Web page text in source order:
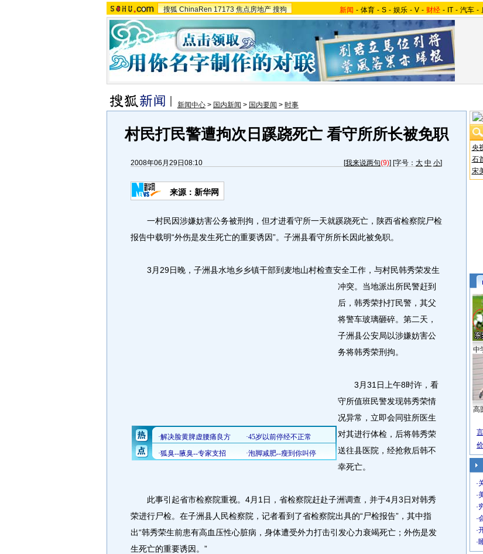
搜狐 ChinaRen 17173 焦点房地产 搜狗 新闻 - 体育 - S - 娱乐 - V - 财经 - IT - 汽车 -
新闻中心 > 国内新闻 > 国内要闻 > 时事
村民打民警遭拘次日蹊跷死亡 看守所所长被免职
2008年06月29日08:10 [我来说两句(9)] [字号： 大 中 小]
来源：新华网
一村民因涉嫌妨害公务被刑拘，但才进看守所一天就蹊跷死亡，陕西省检察院尸检
报告中载明“外伤是发生死亡的重要诱因”。子洲县看守所所长因此被免职。
3月29日晚，子洲县水地乡乡镇干部到麦地山村检查安全工作，与村民韩秀荣发生
冲突。 当地派出所民警赶到
后，韩秀荣扑打民警，其父
将警车玻璃砸碎。第二天，
子洲县公安局以涉嫌妨害公
务将韩秀荣刑拘。
3月31日上午8时许，看
守所值班民警发现韩秀荣情
况异常，立即会同驻所医生
对其进行体检，后将韩秀荣
送往县医院，经抢救后韩不
幸死亡。
此事引起省市检察院重视。4月1日，省检察院赶赴子洲调查，并于4月3日对韩秀
荣进行尸检。在子洲县人民检察院，记者看到了省检察院出具的“尸检报告”，其中指
出“韩秀荣生前患有高血压性心脏病，身体遭受外力打击引发心力衰竭死亡；外伤是发
生死亡的重要诱因。”
央
石
宋
中
高
言
价
·
·
·
·
·
·